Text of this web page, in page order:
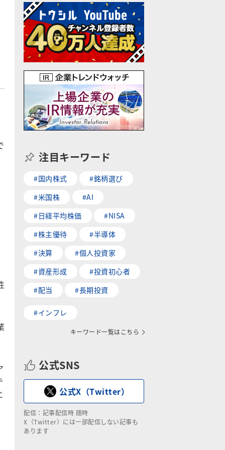
注目キーワード
#国内株式
#銘柄選び
#米国株
#AI
#日経平均株価
#NISA
#株主優待
#半導体
#決算
#個人投資家
#資産形成
#投資初心者
#配当
#長期投資
#インフレ
キーワード一覧はこちら
公式SNS
公式X（Twitter）
配信：記事配信時 随時
X（Twitter）には一部配信しない記事も
あります